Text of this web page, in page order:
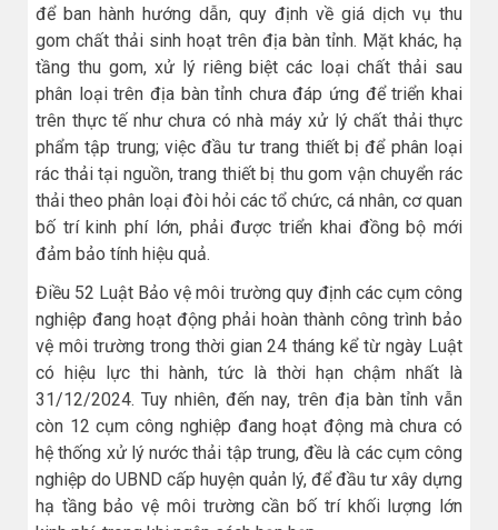
để ban hành hướng dẫn, quy định về giá dịch vụ thu
gom chất thải sinh hoạt trên địa bàn tỉnh. Mặt khác, hạ
tầng thu gom, xử lý riêng biệt các loại chất thải sau
phân loại trên địa bàn tỉnh chưa đáp ứng để triển khai
trên thực tế như chưa có nhà máy xử lý chất thải thực
phẩm tập trung; việc đầu tư trang thiết bị để phân loại
rác thải tại nguồn, trang thiết bị thu gom vận chuyển rác
thải theo phân loại đòi hỏi các tổ chức, cá nhân, cơ quan
bố trí kinh phí lớn, phải được triển khai đồng bộ mới
đảm bảo tính hiệu quả.
Điều 52 Luật Bảo vệ môi trường quy định các cụm công
nghiệp đang hoạt động phải hoàn thành công trình bảo
vệ môi trường trong thời gian 24 tháng kể từ ngày Luật
có hiệu lực thi hành, tức là thời hạn chậm nhất là
31/12/2024. Tuy nhiên, đến nay, trên địa bàn tỉnh vẫn
còn 12 cụm công nghiệp đang hoạt động mà chưa có
hệ thống xử lý nước thải tập trung, đều là các cụm công
nghiệp do UBND cấp huyện quản lý, để đầu tư xây dựng
hạ tầng bảo vệ môi trường cần bố trí khối lượng lớn